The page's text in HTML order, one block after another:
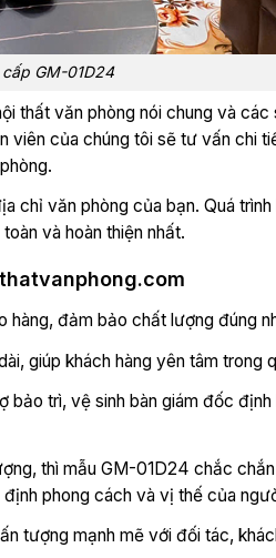
GM-01D24
thất văn phòng nói chung và các
viên của chúng tôi sẽ tư vấn chi
chỉ văn phòng của bạn. Quá
và hoàn thiện nhất.
đảm bảo chất lượng đúng
giúp khách hàng yên tâm trong
bảo trì, vệ sinh bàn giám đốc
thì mẫu GM-01D24 chắc
phong cách và vị thế của
tượng mạnh mẽ với đối tác,